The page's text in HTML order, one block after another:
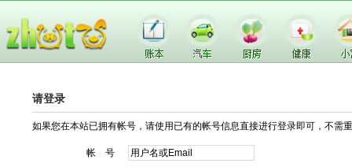
请登录
如果您在本站已拥有帐号，请使用已有的帐号信息直接进行登录即可，不需
帐 号